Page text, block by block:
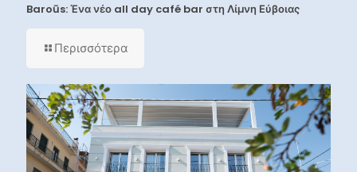
Baroūs: Ένα νέο all day café bar στη Λίμνη Εύβοιας
Περισσότερα